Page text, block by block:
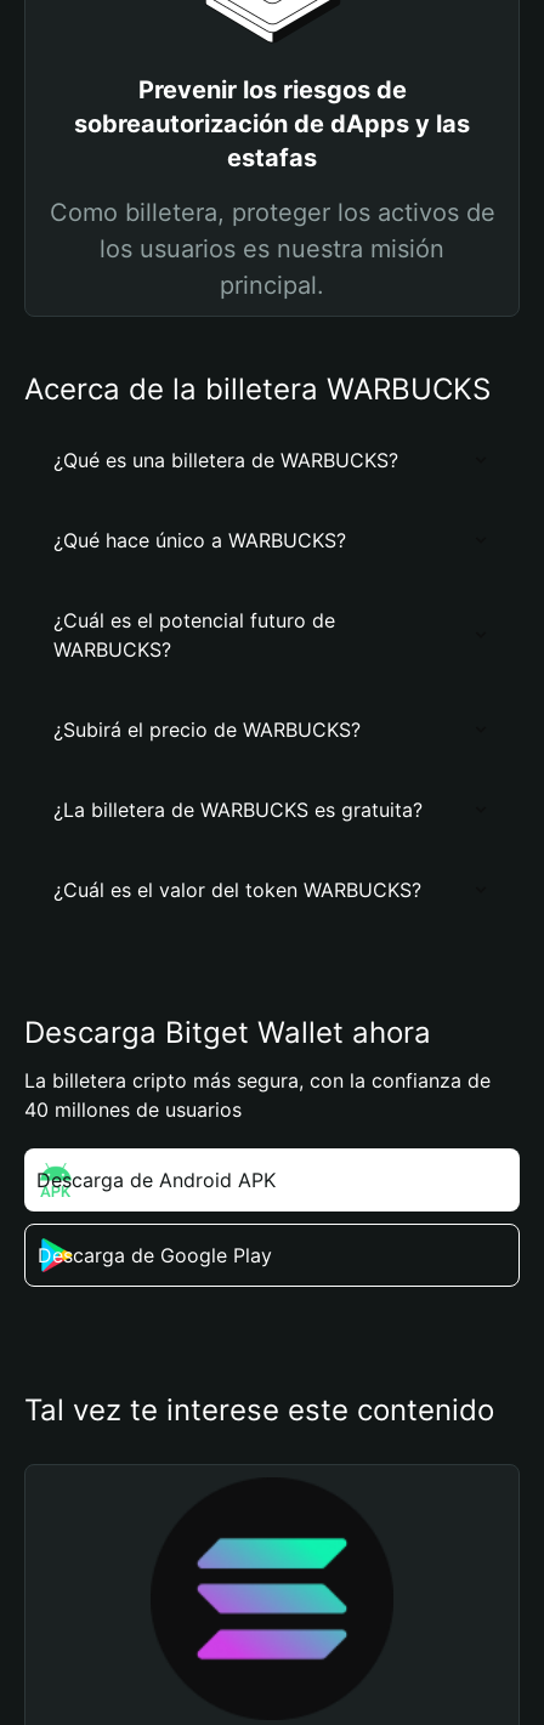
Prevenir los riesgos de
sobreautorización de dApps y las
estafas
Como billetera, proteger los activos de
los usuarios es nuestra misión
principal.
Acerca de la billetera WARBUCKS
¿Qué es una billetera de WARBUCKS?
¿Qué hace único a WARBUCKS?
¿Cuál es el potencial futuro de
WARBUCKS?
¿Subirá el precio de WARBUCKS?
¿La billetera de WARBUCKS es gratuita?
¿Cuál es el valor del token WARBUCKS?
Descarga Bitget Wallet ahora
La billetera cripto más segura, con la confianza de
40 millones de usuarios
Descarga de Android APK
Descarga de Google Play
Tal vez te interese este contenido